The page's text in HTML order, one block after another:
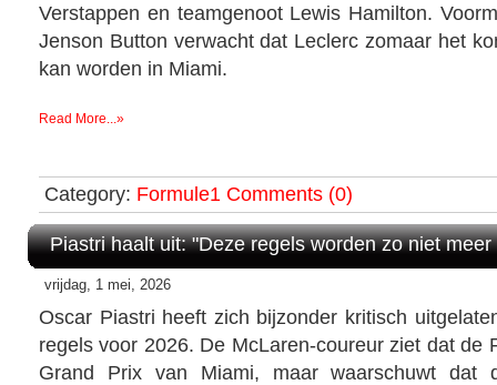
Verstappen en teamgenoot Lewis Hamilton.
Jenson Button verwacht dat Leclerc zomaar het
kan worden in Miami.
Read More...»
Category: Formule1 Comments (0)
Piastri haalt uit: "Deze regels worden zo niet meer
vrijdag, 1 mei, 2026
Oscar Piastri heeft zich bijzonder kritisch
regels voor 2026. De McLaren-coureur ziet dat de
Grand Prix van Miami, maar waarschuwt dat